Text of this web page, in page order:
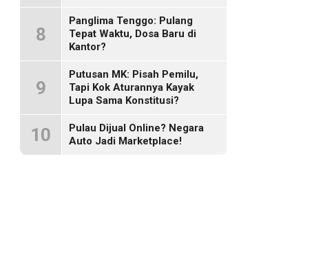
8
Panglima Tenggo: Pulang
Tepat Waktu, Dosa Baru di
Kantor?
9
Putusan MK: Pisah Pemilu,
Tapi Kok Aturannya Kayak
Lupa Sama Konstitusi?
10
Pulau Dijual Online? Negara
Auto Jadi Marketplace!